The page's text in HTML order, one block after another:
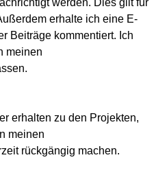
erhalte ich eine E-
Beiträge kommentiert. Ich
meinen
erhalten zu den Projekten,
meinen
rückgängig machen.